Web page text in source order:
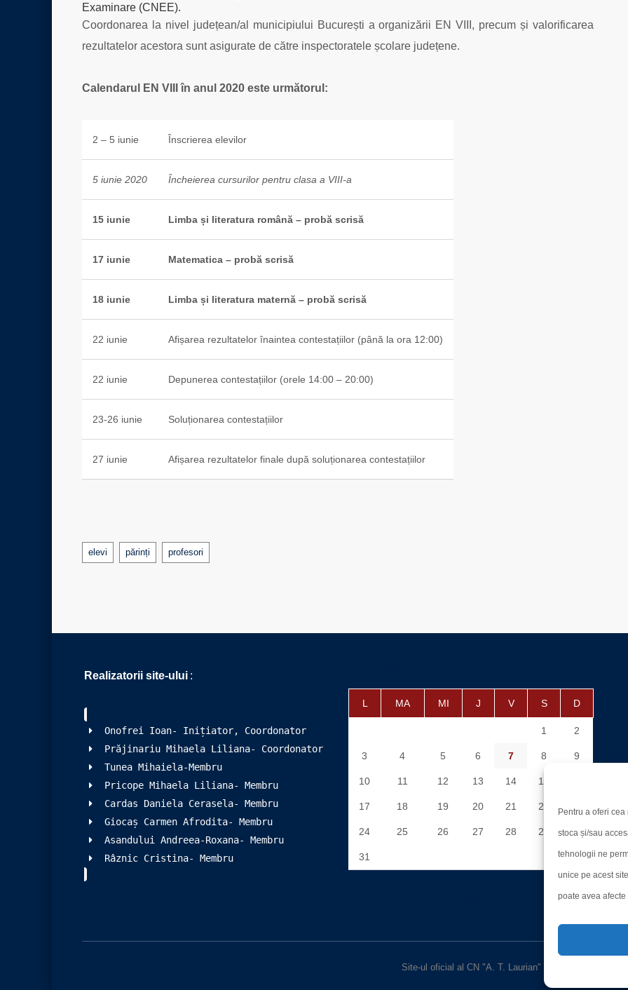
Pentru a oferi
stoca și/sau
tehnologii ne
unice pe acest
poate avea
Examinare (CNEE).
Coordonarea la nivel județean/al municipiului București a organizării EN VIII, precum și valorificarea
rezultatelor acestora sunt asigurate de către inspectoratele școlare județene.
Calendarul EN VIII în anul 2020 este următorul:
2 – 5 iunie Înscrierea elevilor
5 iunie 2020 Încheierea cursurilor pentru clasa a VIII-a
15 iunie Limba și literatura română – probă scrisă
17 iunie Matematica – probă scrisă
18 iunie Limba și literatura maternă – probă scrisă
22 iunie Afișarea rezultatelor înaintea contestațiilor (până la ora 12:00)
22 iunie Depunerea contestațiilor (orele 14:00 – 20:00)
23-26 iunie Soluționarea contestațiilor
27 iunie Afișarea rezultatelor finale după soluționarea contestațiilor
Tags
elevi părinți profesori
Realizatorii site-ului :
Onofrei Ioan- Inițiator, Coordonator
Prăjinariu Mihaela Liliana- Coordonator
Tunea Mihaiela-Membru
Pricope Mihaela Liliana- Membru
Cardas Daniela Cerasela- Membru
Giocaș Carmen Afrodita- Membru
Asandului Andreea-Roxana- Membru
Râznic Cristina- Membru
L MA MI J V S D
1 2
3 4 5 6 7 8 9
10 11 12 13 14 15
17 18 19 20 21 22 23
24 25 26 27 28 29 30
31
Site-ul oficial al CN "A. T. Laurian"